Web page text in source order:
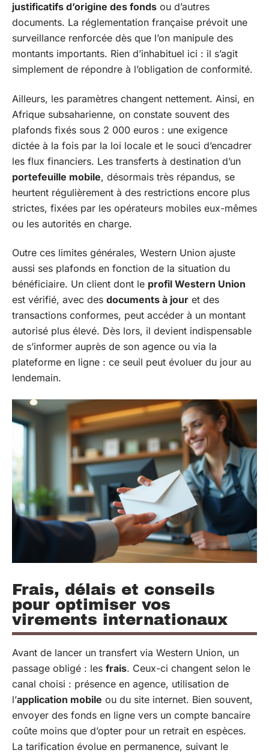
justificatifs d’origine des fonds ou d’autres
documents. La réglementation française prévoit une
surveillance renforcée dès que l’on manipule des
montants importants. Rien d’inhabituel ici : il s’agit
simplement de répondre à l’obligation de conformité.
Ailleurs, les paramètres changent nettement. Ainsi, en
Afrique subsaharienne, on constate souvent des
plafonds fixés sous 2 000 euros : une exigence
dictée à la fois par la loi locale et le souci d’encadrer
les flux financiers. Les transferts à destination d’un
portefeuille mobile, désormais très répandus, se
heurtent régulièrement à des restrictions encore plus
strictes, fixées par les opérateurs mobiles eux-mêmes
ou les autorités en charge.
Outre ces limites générales, Western Union ajuste
aussi ses plafonds en fonction de la situation du
bénéficiaire. Un client dont le profil Western Union
est vérifié, avec des documents à jour et des
transactions conformes, peut accéder à un montant
autorisé plus élevé. Dès lors, il devient indispensable
de s’informer auprès de son agence ou via la
plateforme en ligne : ce seuil peut évoluer du jour au
lendemain.
Frais, délais et conseils
pour optimiser vos
virements internationaux
Avant de lancer un transfert via Western Union, un
passage obligé : les frais. Ceux-ci changent selon le
canal choisi : présence en agence, utilisation de
l’application mobile ou du site internet. Bien souvent,
envoyer des fonds en ligne vers un compte bancaire
coûte moins que d’opter pour un retrait en espèces.
La tarification évolue en permanence, suivant le